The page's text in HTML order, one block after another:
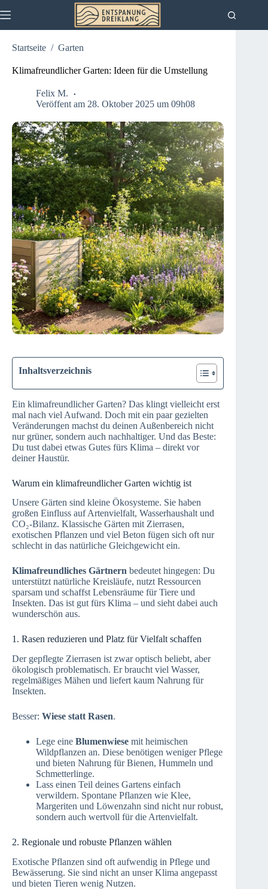
Inhalt
Startseite / Garten
Klimafreundlicher Garten: Ideen für die Umstellung
Felix M.
Veröffent am 28. Oktober 2025 um 09h08
Inhaltsverzeichnis
Ein klimafreundlicher Garten? Das klingt vielleicht erst
mal nach viel Aufwand. Doch mit ein paar gezielten
Veränderungen machst du deinen Außenbereich nicht
nur grüner, sondern auch nachhaltiger. Und das Beste:
Du tust dabei etwas Gutes fürs Klima – direkt vor
deiner Haustür.
Warum ein klimafreundlicher Garten wichtig ist
Unsere Gärten sind kleine Ökosysteme. Sie haben
großen Einfluss auf Artenvielfalt, Wasserhaushalt und
CO₂-Bilanz. Klassische Gärten mit Zierrasen,
exotischen Pflanzen und viel Beton fügen sich oft nur
schlecht in das natürliche Gleichgewicht ein.
Klimafreundliches Gärtnern bedeutet hingegen: Du
unterstützt natürliche Kreisläufe, nutzt Ressourcen
sparsam und schaffst Lebensräume für Tiere und
Insekten. Das ist gut fürs Klima – und sieht dabei auch
wunderschön aus.
1. Rasen reduzieren und Platz für Vielfalt schaffen
Der gepflegte Zierrasen ist zwar optisch beliebt, aber
ökologisch problematisch. Er braucht viel Wasser,
regelmäßiges Mähen und liefert kaum Nahrung für
Insekten.
Besser: Wiese statt Rasen.
Lege eine Blumenwiese mit heimischen
Wildpflanzen an. Diese benötigen weniger Pflege
und bieten Nahrung für Bienen, Hummeln und
Schmetterlinge.
Lass einen Teil deines Gartens einfach
verwildern. Spontane Pflanzen wie Klee,
Margeriten und Löwenzahn sind nicht nur robust,
sondern auch wertvoll für die Artenvielfalt.
2. Regionale und robuste Pflanzen wählen
Exotische Pflanzen sind oft aufwendig in Pflege und
Bewässerung. Sie sind nicht an unser Klima angepasst
und bieten Tieren wenig Nutzen.